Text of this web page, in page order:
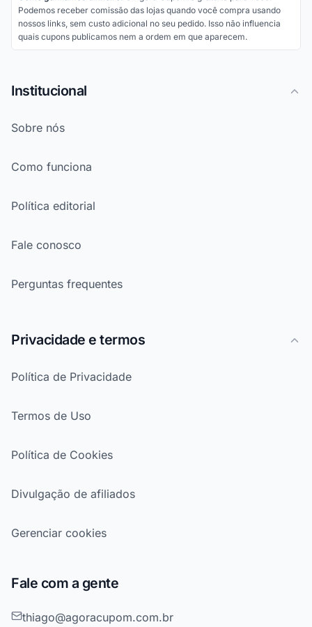
Podemos receber comissão das lojas quando você compra usando
nossos links, sem custo adicional no seu pedido. Isso não influencia
quais cupons publicamos nem a ordem em que aparecem.
Institucional
Sobre nós
Como funciona
Política editorial
Fale conosco
Perguntas frequentes
Privacidade e termos
Política de Privacidade
Termos de Uso
Política de Cookies
Divulgação de afiliados
Gerenciar cookies
Fale com a gente
thiago@agoracupom.com.br